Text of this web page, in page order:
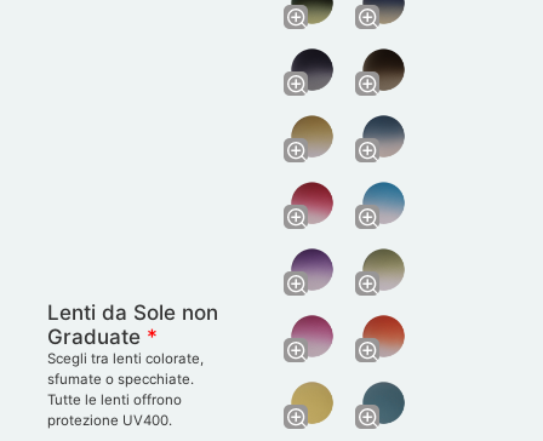
Lenti da Sole non
Graduate *
Scegli tra lenti colorate,
sfumate o specchiate.
Tutte le lenti offrono
protezione UV400.